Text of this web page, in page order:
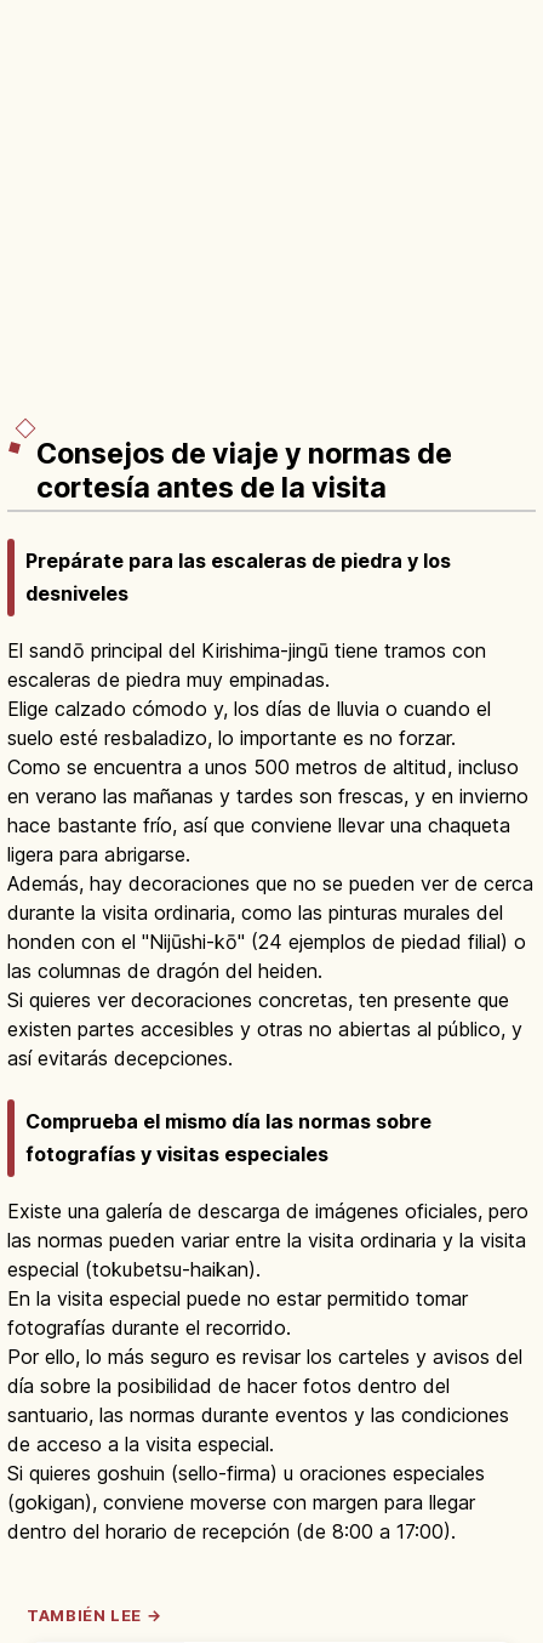
Consejos de viaje y normas de
cortesía antes de la visita
Prepárate para las escaleras de piedra y los
desniveles
El sandō principal del Kirishima-jingū tiene tramos con
escaleras de piedra muy empinadas.
Elige calzado cómodo y, los días de lluvia o cuando el
suelo esté resbaladizo, lo importante es no forzar.
Como se encuentra a unos 500 metros de altitud, incluso
en verano las mañanas y tardes son frescas, y en invierno
hace bastante frío, así que conviene llevar una chaqueta
ligera para abrigarse.
Además, hay decoraciones que no se pueden ver de cerca
durante la visita ordinaria, como las pinturas murales del
honden con el "Nijūshi-kō" (24 ejemplos de piedad filial) o
las columnas de dragón del heiden.
Si quieres ver decoraciones concretas, ten presente que
existen partes accesibles y otras no abiertas al público, y
así evitarás decepciones.
Comprueba el mismo día las normas sobre
fotografías y visitas especiales
Existe una galería de descarga de imágenes oficiales, pero
las normas pueden variar entre la visita ordinaria y la visita
especial (tokubetsu-haikan).
En la visita especial puede no estar permitido tomar
fotografías durante el recorrido.
Por ello, lo más seguro es revisar los carteles y avisos del
día sobre la posibilidad de hacer fotos dentro del
santuario, las normas durante eventos y las condiciones
de acceso a la visita especial.
Si quieres goshuin (sello-firma) u oraciones especiales
(gokigan), conviene moverse con margen para llegar
dentro del horario de recepción (de 8:00 a 17:00).
TAMBIÉN LEE →